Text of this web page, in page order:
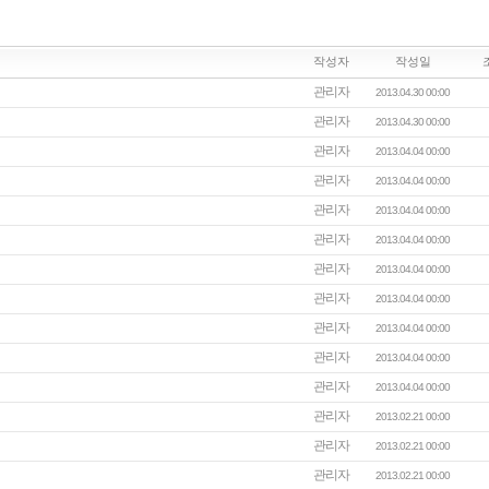
작성자 작성일
관리자 2013.04.30 00:00
관리자 2013.04.30 00:00
관리자 2013.04.04 00:00
관리자 2013.04.04 00:00
관리자 2013.04.04 00:00
관리자 2013.04.04 00:00
관리자 2013.04.04 00:00
관리자 2013.04.04 00:00
관리자 2013.04.04 00:00
관리자 2013.04.04 00:00
관리자 2013.04.04 00:00
관리자 2013.02.21 00:00
관리자 2013.02.21 00:00
관리자 2013.02.21 00:00